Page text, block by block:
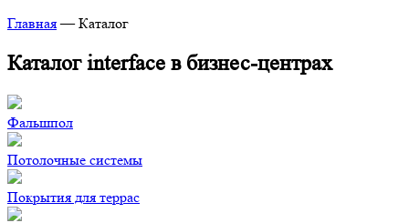
Главная — Каталог
Каталог interface в бизнес-центрах
Фальшпол
Потолочные системы
Покрытия для террас